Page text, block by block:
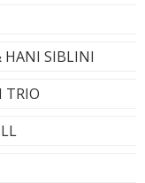
HANI SIBLINI
TRIO